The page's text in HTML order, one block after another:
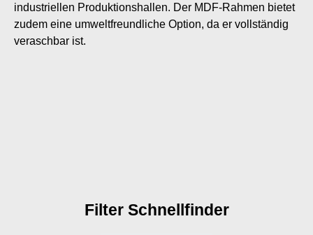
industriellen Produktionshallen. Der MDF-Rahmen bietet
zudem eine umweltfreundliche Option, da er vollständig
veraschbar ist.
Filter Schnellfinder